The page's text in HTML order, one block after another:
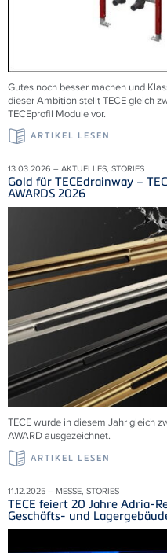
Gutes noch besser machen und
dieser Ambition stellt TECE gleich
TECEprofil Module vor.
ARTIKEL LESEN
13.03.2026 – AKTUELLES, STORIES
Gold für TECEdrainway –
AWARDS 2026
TECE wurde in diesem Jahr gleich
AWARD ausgezeichnet.
ARTIKEL LESEN
11.12.2025 – MESSE, STORIES
TECE feiert 20 Jahre Adria-
Geschäfts- und